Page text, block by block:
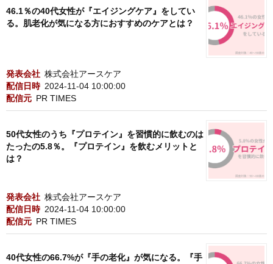
46.1％の40代女性が『エイジングケア』をしてい
る。肌老化が気になる方におすすめのケアとは？
発表会社 株式会社アースケア
配信日時 2024-11-04 10:00:00
配信元 PR TIMES
50代女性のうち『プロテイン』を習慣的に飲むのは
たったの5.8％。『プロテイン』を飲むメリットと
は？
発表会社 株式会社アースケア
配信日時 2024-11-04 10:00:00
配信元 PR TIMES
40代女性の66.7%が『手の老化』が気になる。『手